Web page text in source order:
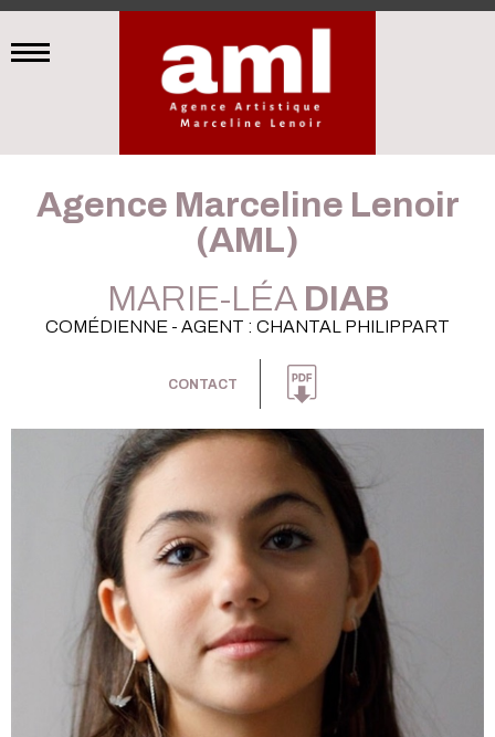
Agence Marceline Lenoir
(AML)
MARIE-LÉADIAB
COMÉDIENNE - AGENT : CHANTAL PHILIPPART
CONTACT